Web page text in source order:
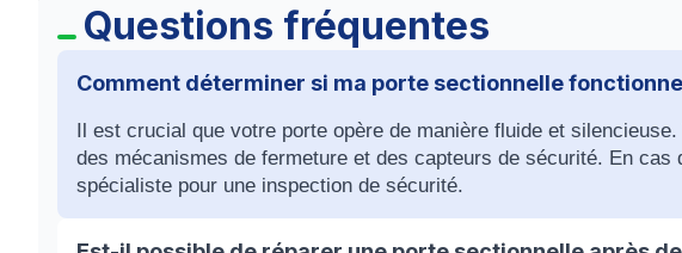
Questions fréquentes
Comment déterminer si ma porte sectionnelle
Il est crucial que votre porte opère de manière fluide et
des mécanismes de fermeture et des capteurs de sécurité. En
spécialiste pour une inspection de sécurité.